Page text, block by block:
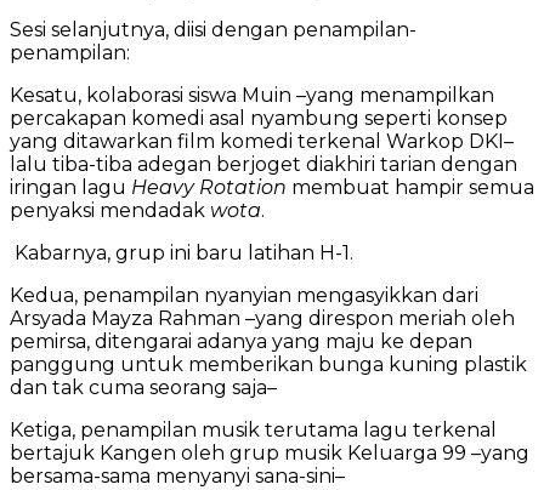
Sesi selanjutnya, diisi dengan penampilan-
penampilan:
Kesatu, kolaborasi siswa Muin –yang menampilkan
percakapan komedi asal nyambung seperti konsep
yang ditawarkan film komedi terkenal Warkop DKI–
lalu tiba-tiba adegan berjoget diakhiri tarian dengan
iringan lagu Heavy Rotation membuat hampir semua
penyaksi mendadak wota.
Kabarnya, grup ini baru latihan H-1.
Kedua, penampilan nyanyian mengasyikkan dari
Arsyada Mayza Rahman –yang direspon meriah oleh
pemirsa, ditengarai adanya yang maju ke depan
panggung untuk memberikan bunga kuning plastik
dan tak cuma seorang saja–
Ketiga, penampilan musik terutama lagu terkenal
bertajuk Kangen oleh grup musik Keluarga 99 –yang
bersama-sama menyanyi sana-sini–